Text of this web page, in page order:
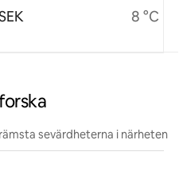
8 °C
sevärdheterna i närheten